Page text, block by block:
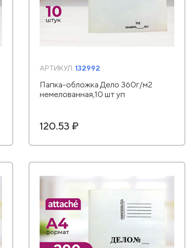
АРТИКУЛ: 132992
Папка-обложка Дело 360г/м2
немелованная,10 шт уп
120.53 ₽